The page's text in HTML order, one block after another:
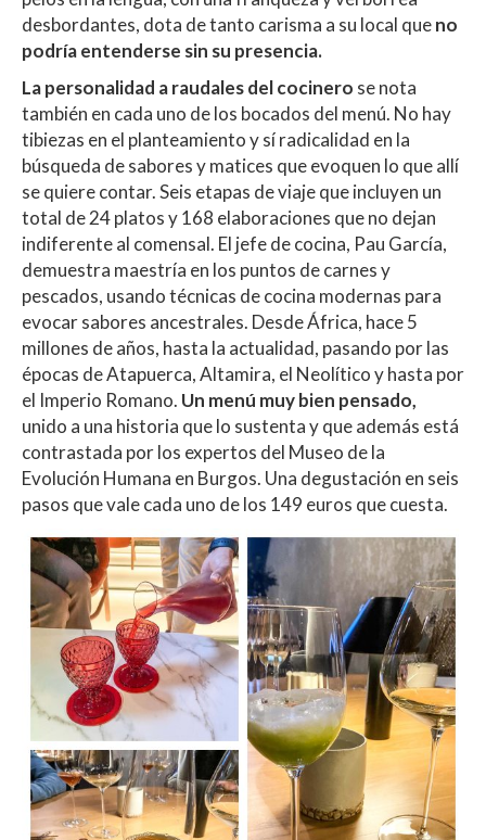
desbordantes, dota de tanto carisma a su local queno
podría entenderse sin su presencia.
La personalidad a raudales del cocinero se nota
también en cada uno de los bocados del menú. No hay
tibiezas en el planteamiento y sí radicalidad en la
búsqueda de sabores y matices que evoquen lo que allí
se quiere contar. Seis etapas de viaje que incluyen un
total de 24 platos y 168 elaboraciones que no dejan
indiferente al comensal. El jefe de cocina, Pau García,
demuestra maestría en los puntos de carnes y
pescados, usando técnicas de cocina modernas para
evocar sabores ancestrales. Desde África, hace 5
millones de años, hasta la actualidad, pasando por las
épocas de Atapuerca, Altamira, el Neolítico y hasta por
el Imperio Romano. Un menú muy bien pensado,
unido a una historia que lo sustenta y que además está
contrastada por los expertos del Museo de la
Evolución Humana en Burgos. Una degustación en seis
pasos que vale cada uno de los 149 euros que cuesta.